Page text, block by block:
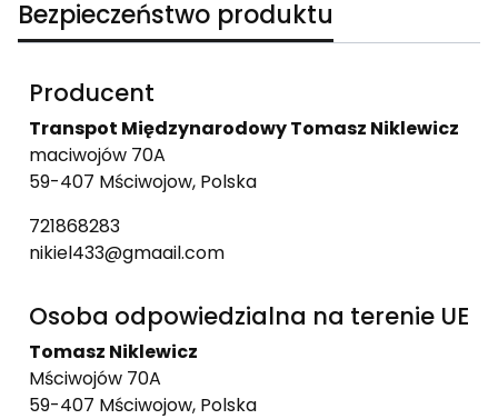
Bezpieczeństwo produktu
Producent
Transpot Międzynarodowy Tomasz Niklewicz
maciwojów 70A
59-407 Mściwojow, Polska
721868283
nikiel433@gmaail.com
Osoba odpowiedzialna na terenie UE
Tomasz Niklewicz
Mściwojów 70A
59-407 Mściwojow, Polska